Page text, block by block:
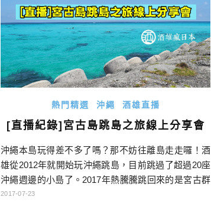
熱門精選 沖繩 酒雄直播
[直播紀錄]宮古島跳島之旅線上分享會
沖繩本島玩得差不多了嗎？那不妨往離島走走囉！酒
雄從2012年就開始玩沖繩跳島，目前跳過了超過20座
沖繩週邊的小島了。2017年熱騰騰跳回來的是宮古群
島，是以宮古島、下地島、池間島、來間島為主，全
2017-07-23